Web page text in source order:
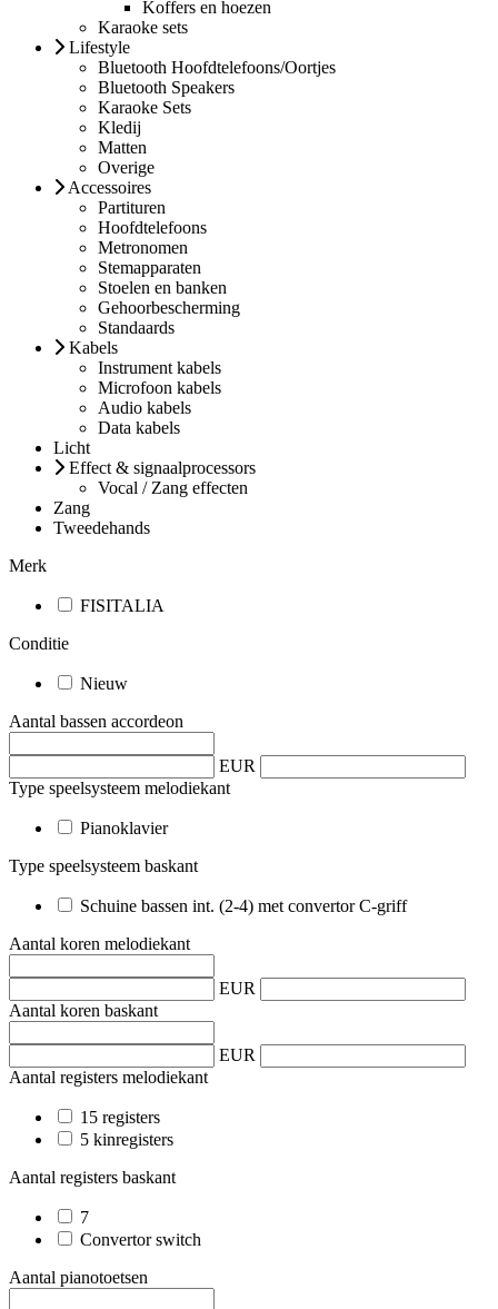
Koffers en hoezen
Karaoke sets
Lifestyle
Bluetooth Hoofdtelefoons/Oortjes
Bluetooth Speakers
Karaoke Sets
Kledij
Matten
Overige
Accessoires
Partituren
Hoofdtelefoons
Metronomen
Stemapparaten
Stoelen en banken
Gehoorbescherming
Standaards
Kabels
Instrument kabels
Microfoon kabels
Audio kabels
Data kabels
Licht
Effect & signaalprocessors
Vocal / Zang effecten
Zang
Tweedehands
Merk
FISITALIA
Conditie
Nieuw
Aantal bassen accordeon
EUR
Type speelsysteem melodiekant
Pianoklavier
Type speelsysteem baskant
Schuine bassen int. (2-4) met convertor C-griff
Aantal koren melodiekant
EUR
Aantal koren baskant
EUR
Aantal registers melodiekant
15 registers
5 kinregisters
Aantal registers baskant
7
Convertor switch
Aantal pianotoetsen